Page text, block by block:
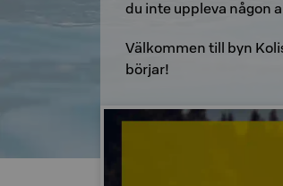
du inte uppleva någon
Välkommen till byn
börjar!